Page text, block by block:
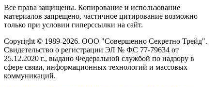
Все права защищены. Копирование и использование
материалов запрещено, частичное цитирование возможно
только при условии гиперссылки на сайт.
Copyright © 1989-2026. ООО "Совершенно Секретно Трейд".
Свидетельство о регистрации ЭЛ № ФС 77-79634 от
25.12.2020 г., выдано Федеральной службой по надзору в
сфере связи, информационных технологий и массовых
коммуникаций.